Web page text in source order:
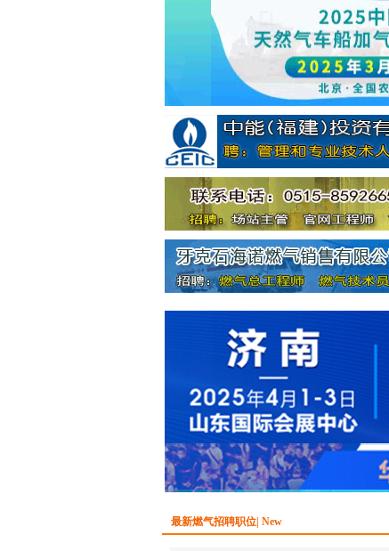
最新燃气招聘职位| New